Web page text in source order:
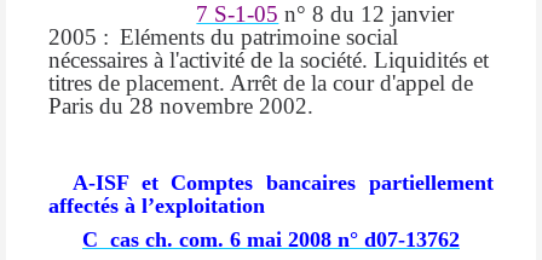
7 S-1-05 n° 8 du 12 janvier
2005 : Eléments du patrimoine social
nécessaires à l'activité de la société. Liquidités et
titres de placement. Arrêt de la cour d'appel de
Paris du 28 novembre 2002.
A-ISF et Comptes bancaires partiellement
affectés à l’exploitation
C cas ch. com. 6 mai 2008 n° d07-13762